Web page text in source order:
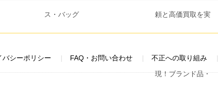
バシーポリシー FAQ・お問い合わせ 不正への取り組み